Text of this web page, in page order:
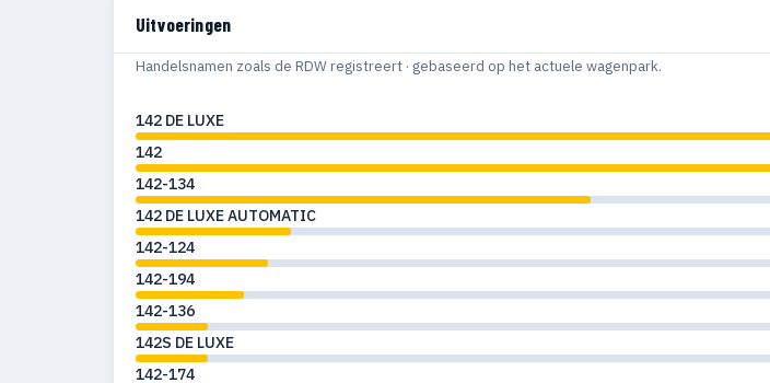
Uitvoeringen
Handelsnamen zoals de RDW registreert · gebaseerd op het actuele wagenpark.
142 DE LUXE
142
142-134
142 DE LUXE AUTOMATIC
142-124
142-194
142-136
142S DE LUXE
142-174